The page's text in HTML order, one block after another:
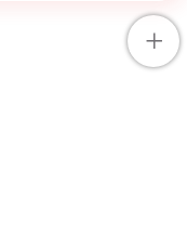
+